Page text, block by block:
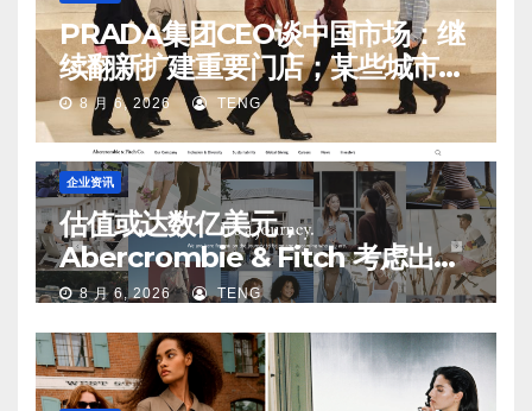
PRADA集团CEO谈中国市场：继
续翻新扩建重要门店；某些城市的
第二、第三店不再有价值
8 月 6, 2026 TENG
企业资讯
估值或达数亿美元，
Abercrombie & Fitch 考虑出售
中国业务部分股权
8 月 6, 2026 TENG